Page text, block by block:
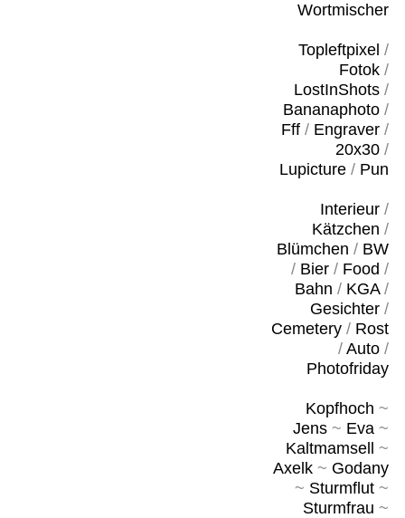
Wortmischer
Topleftpixel /
Fotok/
LostInShots/
Bananaphoto/
Fff/ Engraver/
20x30/
Lupicture/ Pun
Interieur/
Kätzchen /
Blümchen / BW
/ Bier/ Food /
Bahn / KGA/
Gesichter/
Cemetery/ Rost
/ Auto/
Photofriday
Kopfhoch ~
Jens~ Eva~
Kaltmamsell
~
Axelk~ Godany
~ Sturmflut~
Sturmfrau ~